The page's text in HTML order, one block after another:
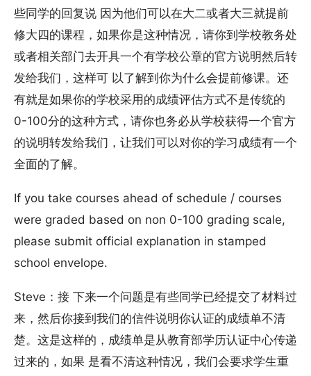
些同学的回复说 因为他们可以在大二或者大三就提前
修大四的课程，如果你是这种情况，请你到学校教务处
或者相关部门去开具一个有学校公章的官方说明然后转
发给我们，这样可 以了解到你为什么会提前修课。还
有就是如果你的学校采用的成绩评估方式不是传统的
0-100分的这种方式，请你也务必从学校获得一个官方
的说明转发给我们，让我们可以对你的学习成绩有一个
全面的了解。
If you take courses ahead of schedule / courses
were graded based on non 0-100 grading scale,
please submit official explanation in stamped
school envelope.
Steve：接 下来一个问题是有些同学已经提交了材料过
来，然后你接到我们的信件说明你认证的成绩单不清
楚。这是这样的，成绩单是从教育部学历认证中心传递
过来的，如果 是看不清这种情况，我们会要求学生重